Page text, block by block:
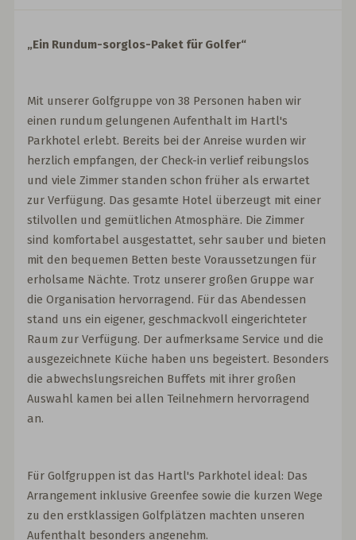
„Ein Rundum-sorglos-Paket für Golfer“
Mit unserer Golfgruppe von 38 Personen haben wir
einen rundum gelungenen Aufenthalt im Hartl's
Parkhotel erlebt. Bereits bei der Anreise wurden wir
herzlich empfangen, der Check-in verlief reibungslos
und viele Zimmer standen schon früher als erwartet
zur Verfügung. Das gesamte Hotel überzeugt mit einer
stilvollen und gemütlichen Atmosphäre. Die Zimmer
sind komfortabel ausgestattet, sehr sauber und bieten
mit den bequemen Betten beste Voraussetzungen für
erholsame Nächte. Trotz unserer großen Gruppe war
die Organisation hervorragend. Für das Abendessen
stand uns ein eigener, geschmackvoll eingerichteter
Raum zur Verfügung. Der aufmerksame Service und die
ausgezeichnete Küche haben uns begeistert. Besonders
die abwechslungsreichen Buffets mit ihrer großen
Auswahl kamen bei allen Teilnehmern hervorragend
an.
Für Golfgruppen ist das Hartl's Parkhotel ideal: Das
Arrangement inklusive Greenfee sowie die kurzen Wege
zu den erstklassigen Golfplätzen machten unseren
Aufenthalt besonders angenehm.